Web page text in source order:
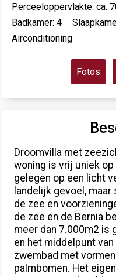
Perceeloppervlakte: ca.
Badkamer: 4
Airconditioning
Fotos
Droomvilla met
woning is vrij uniek
gelegen op een licht
landelijk gevoel,
de zee en
de zee en de Bernia
meer dan 7.000m2 is
en het middelpunt
zwembad met
palmbomen. Het